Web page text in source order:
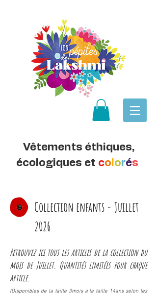
Vêtements éthiques,
écologiques et co orés
Collection enfants - Juillet
2026
Retrouvez ici tous les articles de la collection du
mois de Juillet. Quantités limitées pour chaque
article.
(Disponibles de la taille 3mois à la taille 14ans selon les